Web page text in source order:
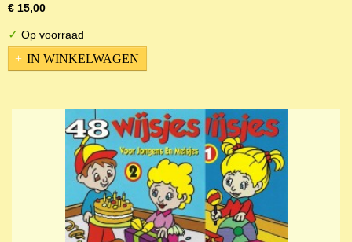
€ 15,00
✓ Op voorraad
IN WINKELWAGEN